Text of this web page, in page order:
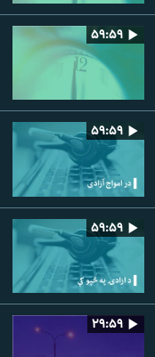
۵۹:۵۹
۵۹:۵۹
۵۹:۵۹
۲۹:۵۹